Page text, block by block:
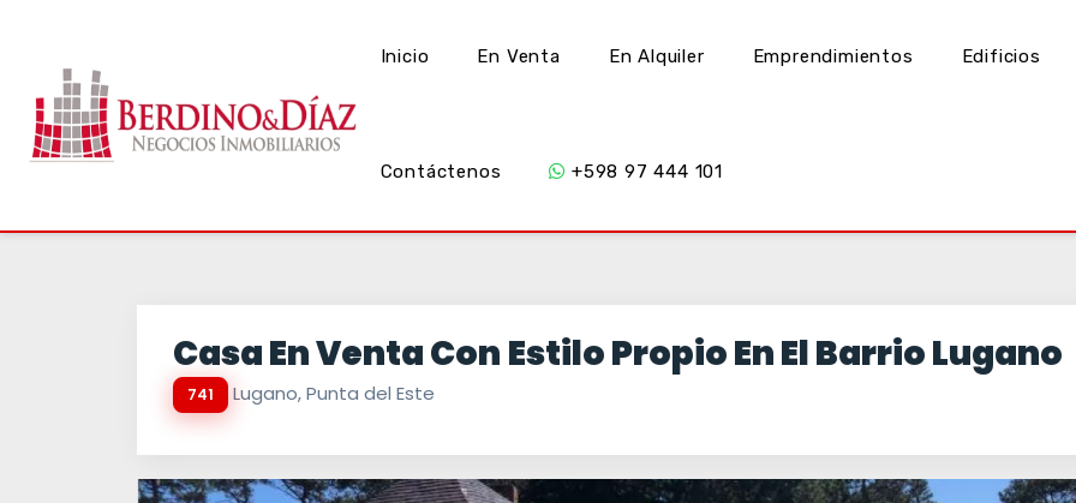
Inicio En Venta En Alquiler Emprendimientos Edificios
Contáctenos +598 97 444 101
Casa En Venta Con Estilo Propio En El Barrio Lugano
741 Lugano, Punta del Este